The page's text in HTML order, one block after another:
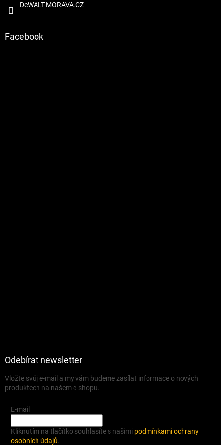
DeWALT-MORAVA.CZ
Facebook
Odebírat newsletter
Vložte svůj e-mail a my vám budeme zasílat informace o nových
produktech na našem e-shopu.
E-mail
Kliknutím na tlačítko souhlasíte s našimi podmínkami ochrany
osobních údajů.